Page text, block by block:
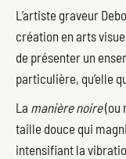
L’artiste graveur
création en arts
de présenter un
particulière, qu’elle
La manière noire(ou
taille douce qui
intensifiant la